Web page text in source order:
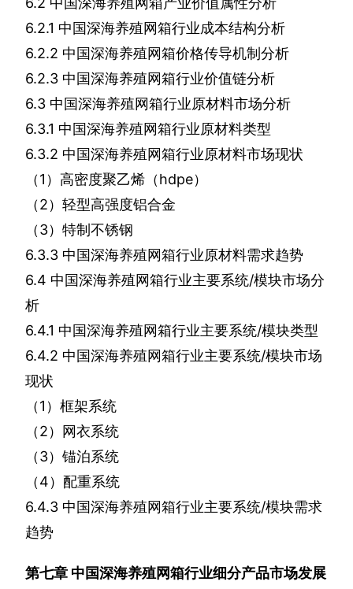
6.2.1 中国深海养殖网箱行业成本结构分析
6.2.2 中国深海养殖网箱价格传导机制分析
6.2.3 中国深海养殖网箱行业价值链分析
6.3 中国深海养殖网箱行业原材料市场分析
6.3.1 中国深海养殖网箱行业原材料类型
6.3.2 中国深海养殖网箱行业原材料市场现状
（1 ）高密度聚乙烯（hdpe）
（2）轻型高强度铝合金
（3）特制不锈钢
6.3.3 中国深海养殖网箱行业原材料需求趋势
6.4 中国深海养殖网箱行业主要系统/模块市场分
析
6.4.1 中国深海养殖网箱行业主要系统/模块类型
6.4.2 中国深海养殖网箱行业主要系统/模块市场
现状
（1 ）框架系统
（2）网衣系统
（3）锚泊系统
（4）配重系统
6.4.3 中国深海养殖网箱行业主要系统/模块需求
趋势
第七章 中国深海养殖网箱行业细分产品市场发展